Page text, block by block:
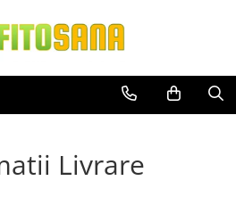
Livrare